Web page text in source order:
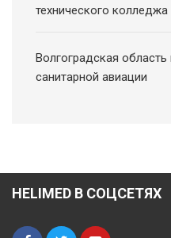
технического колледжа
Волгоградская
санитарной авиации
HELIMED В СОЦСЕТЯХ